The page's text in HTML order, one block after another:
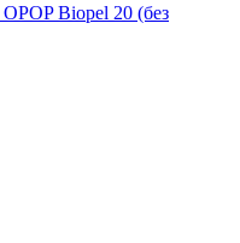
Biopel 20 (без